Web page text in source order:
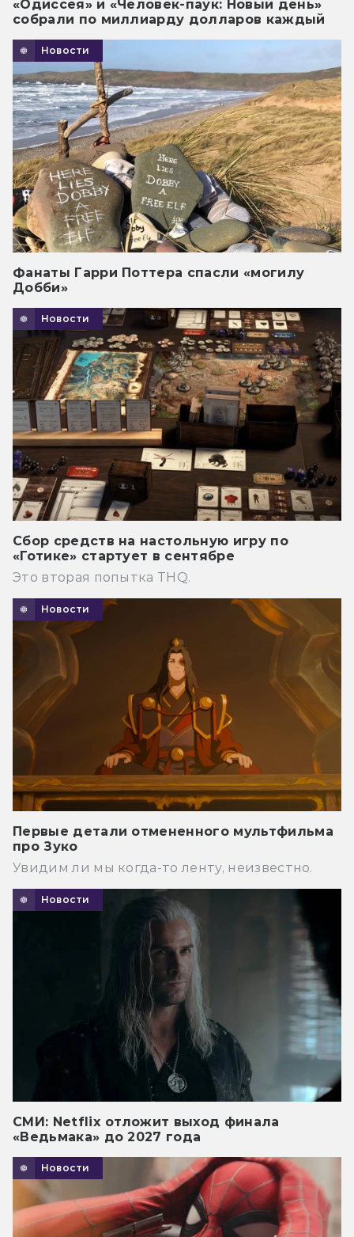
«Одиссея» и «Человек-паук: Новый день»
собрали по миллиарду долларов каждый
Новости
Фанаты Гарри Поттера спасли «могилу
Добби»
Новости
Сбор средств на настольную игру по
«Готике» стартует в сентябре
Это вторая попытка THQ.
Новости
Первые детали отмененного мультфильма
про Зуко
Увидим ли мы когда-то ленту, неизвестно.
Новости
СМИ: Netflix отложит выход финала
«Ведьмака» до 2027 года
Новости